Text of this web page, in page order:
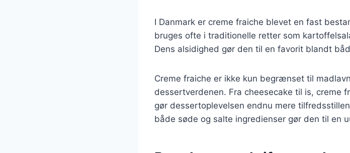
I Danmark er creme fraiche blevet en fast
bruges ofte i traditionelle retter som
Dens alsidighed gør den til en favorit blandt
Creme fraiche er ikke kun begrænset til
dessertverdenen. Fra cheesecake til is, creme
gør dessertoplevelsen endnu mere
både søde og salte ingredienser gør den til en